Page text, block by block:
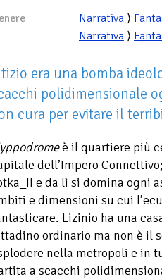
Narrativa ⟩
Narrativa ⟩
era una bomba
polidimensionale
cura per evitare il
è il quartiere più
dell’Impero
e da lì si domina ogni
e dimensioni su cui
Lizinio ha una
ordinario ma non è il
nella metropoli e in
a scacchi